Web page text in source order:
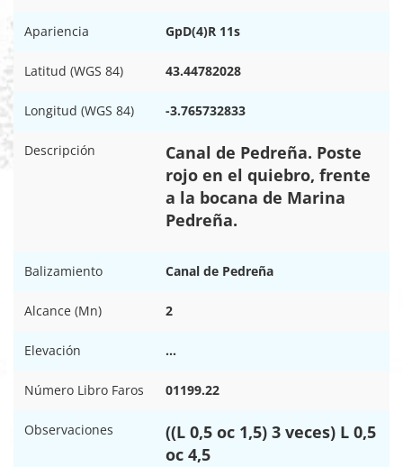
Apariencia GpD(4)R 11s
Latitud (WGS 84) 43.44782028
Longitud (WGS 84) -3.765732833
Descripción
Canal de Pedreña. Poste
rojo en el quiebro, frente
a la bocana de Marina
Pedreña.
Balizamiento Canal de Pedreña
Alcance (Mn) 2
Elevación …
Número Libro Faros 01199.22
Observaciones
((L 0,5 oc 1,5) 3 veces) L 0,5
oc 4,5